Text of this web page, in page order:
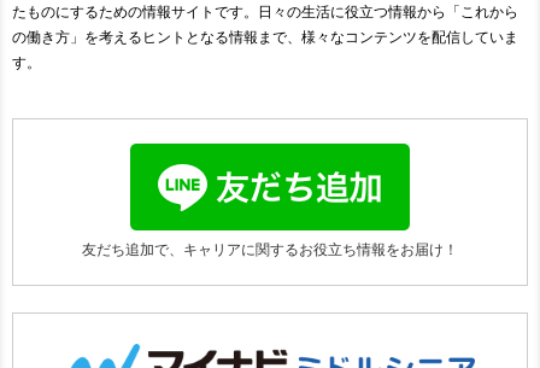
たものにするための情報サイトです。日々の生活に役立つ情報から「これから
の働き方」を考えるヒントとなる情報まで、様々なコンテンツを配信していま
す。
友だち追加で、キャリアに関するお役立ち情報をお届け！